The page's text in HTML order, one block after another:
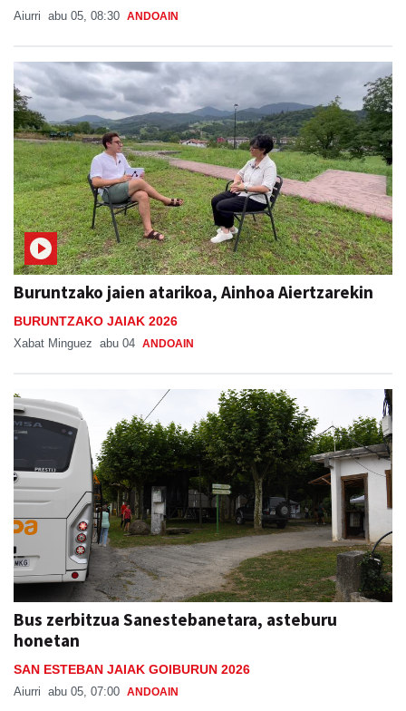
Aiurri abu 05, 08:30 ANDOAIN
Buruntzako jaien atarikoa, Ainhoa Aiertzarekin
BURUNTZAKO JAIAK 2026
Xabat Minguez abu 04 ANDOAIN
Bus zerbitzua Sanestebanetara, asteburu
honetan
SAN ESTEBAN JAIAK GOIBURUN 2026
Aiurri abu 05, 07:00 ANDOAIN